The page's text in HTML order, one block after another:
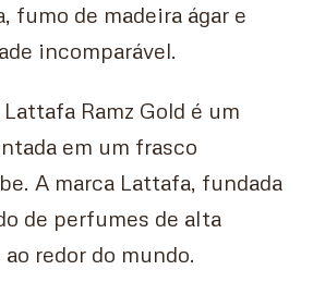
fumo de madeira ágar e
incomparável.
Ramz Gold é um
em um frasco
A marca Lattafa, fundada
de perfumes de alta
redor do mundo.